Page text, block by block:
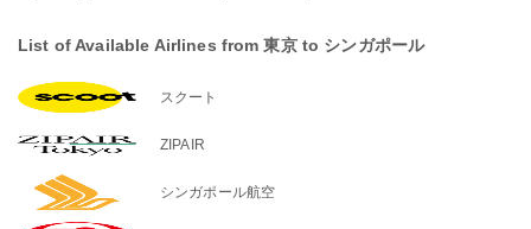
List of Available Airlines from 東京 to シンガポール
スクート
ZIPAIR
シンガポール航空